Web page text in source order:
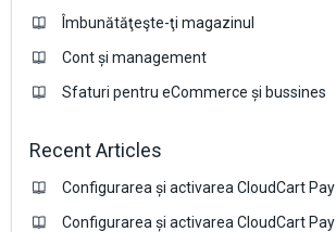
Îmbunătăţeşte-ţi magazinul
Cont și management
Sfaturi pentru eCommerce și bussines
Recent Articles
Configurarea și activarea CloudCart Pay
Configurarea și activarea CloudCart Pay